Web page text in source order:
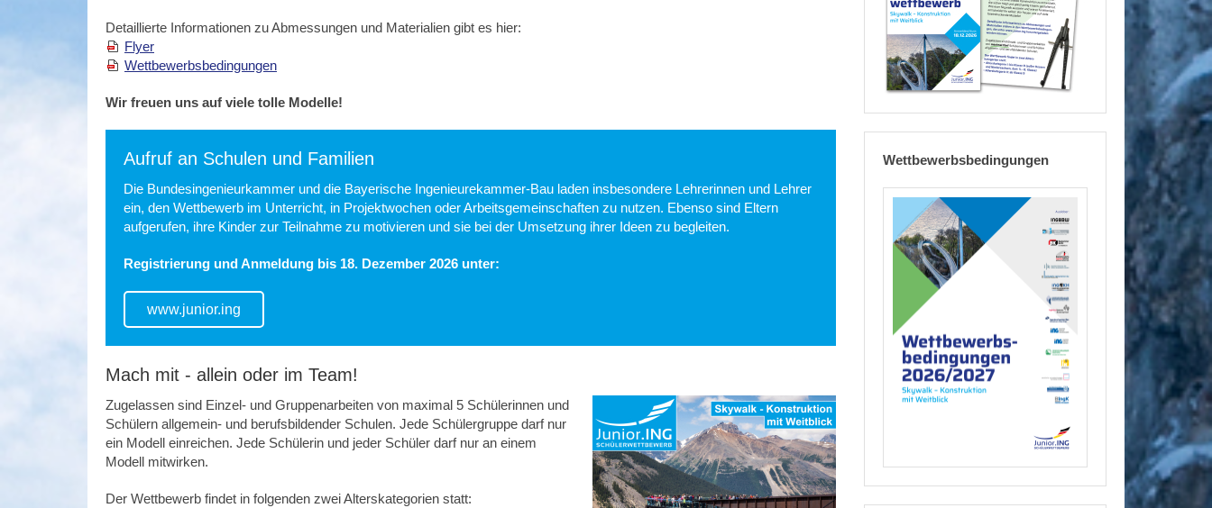
Detaillierte Informationen zu Abmessungen und Materialien gibt es hier:
Flyer
Wettbewerbsbedingungen
Wir freuen uns auf viele tolle Modelle!
Aufruf an Schulen und Familien
Die Bundesingenieurkammer und die Bayerische Ingenieurekammer-Bau laden insbesondere Lehrerinnen und Lehrer
ein, den Wettbewerb im Unterricht, in Projektwochen oder Arbeitsgemeinschaften zu nutzen. Ebenso sind Eltern
aufgerufen, ihre Kinder zur Teilnahme zu motivieren und sie bei der Umsetzung ihrer Ideen zu begleiten.
Registrierung und Anmeldung bis 18. Dezember 2026 unter:
www.junior.ing
Mach mit - allein oder im Team!
Zugelassen sind Einzel- und Gruppenarbeiten von maximal 5 Schülerinnen und
Schülern allgemein- und berufsbildender Schulen. Jede Schülergruppe darf nur
ein Modell einreichen. Jede Schülerin und jeder Schüler darf nur an einem
Modell mitwirken.
Der Wettbewerb findet in folgenden zwei Alterskategorien statt:
Wettbewerbsbedingungen